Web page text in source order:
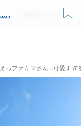
無料ダウンロード
えっファミマさん…可愛す